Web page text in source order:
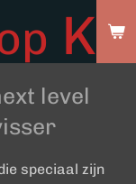
level
speciaal zijn